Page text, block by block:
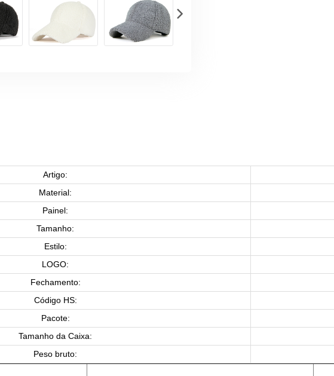
Artigo:
Material:
Painel:
Tamanho:
Estilo:
LOGO:
Fechamento:
Código HS:
Pacote:
Tamanho da Caixa:
Peso bruto: